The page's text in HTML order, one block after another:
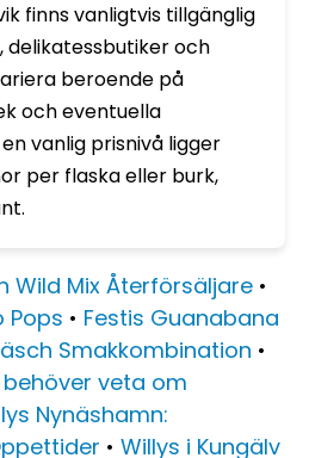
finns vanligtvis tillgänglig
delikatessbutiker och
beroende på
och eventuella
vanlig prisnivå ligger
per flaska eller burk,
Wild Mix Återförsäljare •
Pops • Festis Guanabana
Smakkombination •
behöver veta om
Nynäshamn:
• Willys i Kungälv